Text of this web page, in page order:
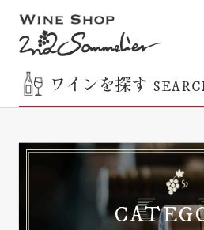
ワインを探す